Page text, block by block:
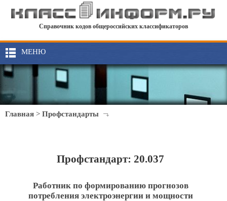
Справочник кодов общероссийских классификаторов
МЕНЮ
Главная > Профстандарты
Профстандарт: 20.037
Работник по формированию прогнозов
потребления электроэнергии и мощности